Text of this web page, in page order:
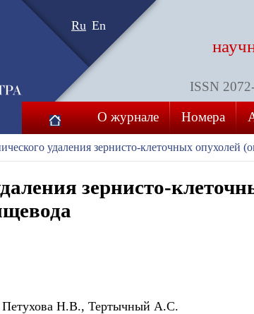
Ru En
ISSN
О журнале Номера
удаления зернисто-клеточных опухолей
зернисто-
Н.В., Тертычный А.С.